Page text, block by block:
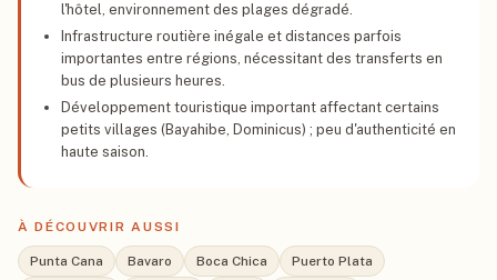
l'hôtel, environnement des plages dégradé.
Infrastructure routière inégale et distances parfois
importantes entre régions, nécessitant des transferts en
bus de plusieurs heures.
Développement touristique important affectant certains
petits villages (Bayahibe, Dominicus) ; peu d'authenticité en
haute saison.
À DÉCOUVRIR AUSSI
Punta Cana Bavaro Boca Chica
Puerto Plata